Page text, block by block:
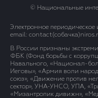
© Национальные
Электронное
email:
В России признаны
ФБК (Фонд борьбы с
Навального, «Национал-
Иеговы», «Армия воли
союз», «Движение против
сектор», УНА-УНСО, УПА,
«Мизантропик дивижн»,